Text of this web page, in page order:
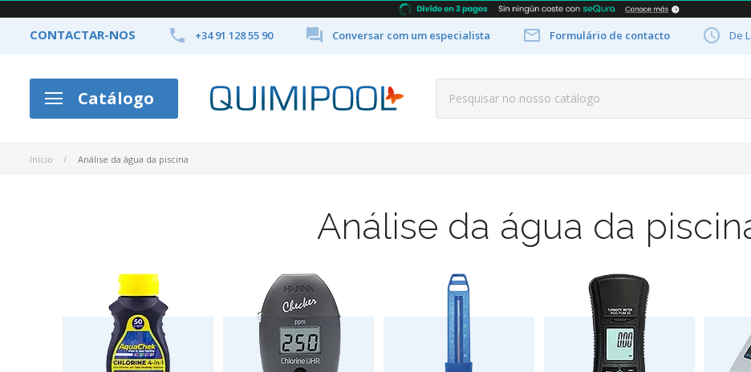
CONTACTAR-NOS  +34 91 128 55 90  Conversar com um especialista  Formulário de contacto  De
Catálogo
Início Análise da água da piscina
Análise da água da